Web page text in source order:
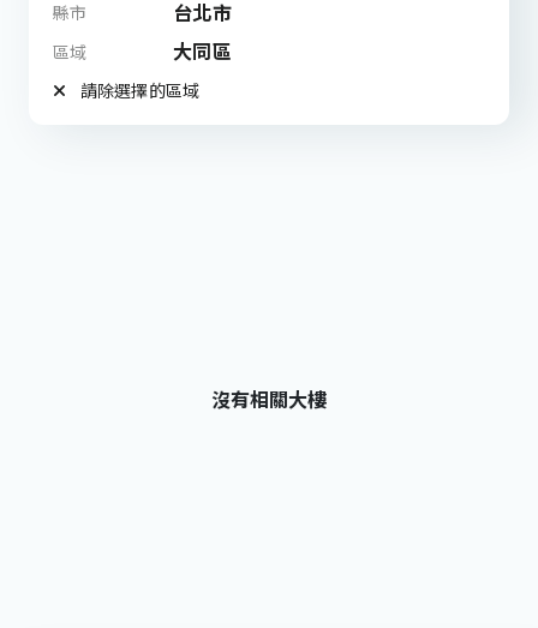
縣市
台北市
區域 大同區
請除選擇的區域
沒有相關大樓